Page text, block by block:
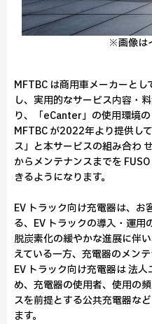
※画像は
MFTBC は商用車メーカーと
し、実用的なサービス内容・
り、「eCanter」の使用環境の
MFTBC が2022年より提供し
ス」と本サービスの組み合わ
からメンテナンスまでを
きるようになります。
EV トラック向け充電器は、
る、EV トラックの導入・運用
脱炭素化の緩やかな進展に伴
えている一方、充電器のメン
EV トラック向け充電器は 法
め、充電器の使用者、使用の
スを前提とする公共充電器な
ます。